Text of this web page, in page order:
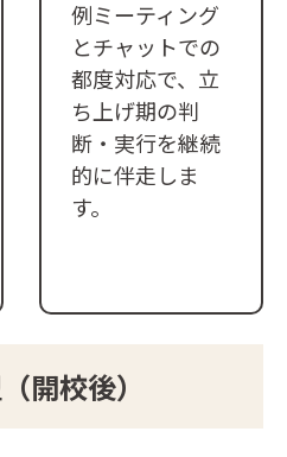
例ミーティング
とチャットでの
都度対応で、立
ち上げ期の判
断・実行を継続
的に伴走しま
す。
開校後）